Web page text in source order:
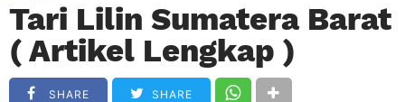
Tari Lilin Sumatera Barat
( Artikel Lengkap )
SHARE SHARE